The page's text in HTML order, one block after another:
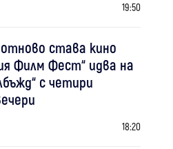
19:50
става кино
Филм Фест“ идва на
с четири
18:20